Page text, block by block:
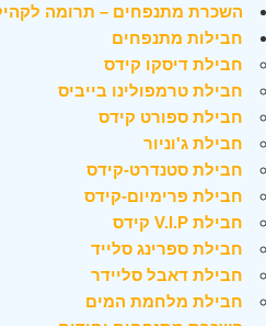
השכרת מתנפחים – תרומה
חבילות מתנפחים
חבילת דיסקו קידס
חבילת טרמפולינו בייביס
חבילת ספורט קידס
חבילת ג'וניור
חבילת סטנדרט-קידס
חבילת פרימיום-קידס
חבילת V.I.P קידס
חבילת ספרינג סלייד
חבילת דאבל סליידר
חבילת מלחמת המים